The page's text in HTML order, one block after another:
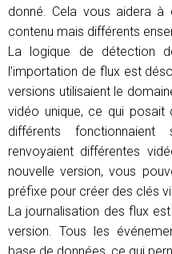
donné. Cela vous aidera
contenu mais différents
La logique de détection
l'importation de flux est
versions utilisaient le
vidéo unique, ce qui posait
différents
renvoyaient différentes
nouvelle version, vous
préfixe pour créer des clés
La journalisation des flux
version. Tous les